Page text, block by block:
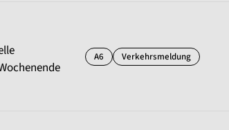
A6 Verkehrsmeldung